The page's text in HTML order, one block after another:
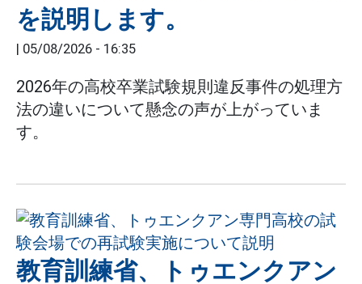
を説明します。
| 05/08/2026 - 16:35
2026年の高校卒業試験規則違反事件の処理方
法の違いについて懸念の声が上がっていま
す。
教育訓練省、トゥエンクアン